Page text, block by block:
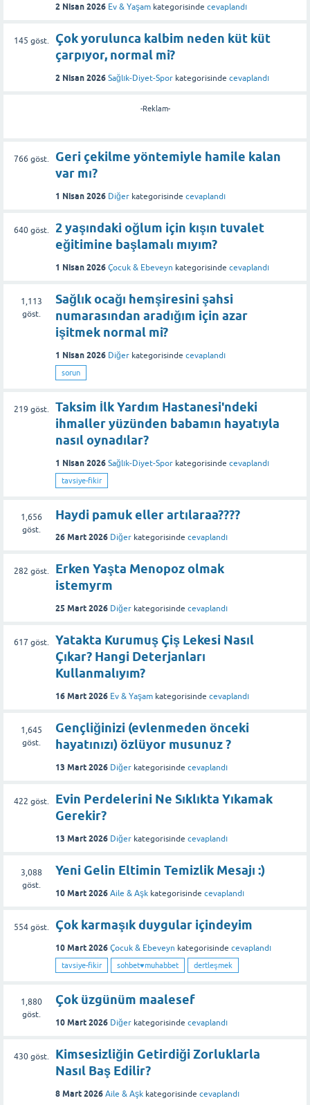
2 Nisan 2026 Ev & Yaşam kategorisinde cevaplandı
145 göst.
Çok yorulunca kalbim neden küt küt
çarpıyor, normal mi?
2 Nisan 2026 Sağlık-Diyet-Spor kategorisinde cevaplandı
-Reklam-
766 göst.
Geri çekilme yöntemiyle hamile kalan
var mı?
1 Nisan 2026 Diğer kategorisinde cevaplandı
640göst.
2 yaşındaki oğlum için kışın tuvalet
eğitimine başlamalı mıyım?
1 Nisan 2026 Çocuk & Ebeveyn kategorisinde cevaplandı
1,113
göst.
Sağlık ocağı hemşiresini şahsi
numarasından aradığım için azar
işitmek normal mi?
1 Nisan 2026 Diğer kategorisinde cevaplandı
sorun
219 göst.
Taksim İlk Yardım Hastanesi'ndeki
ihmaller yüzünden babamın hayatıyla
nasıl oynadılar?
1 Nisan 2026 Sağlık-Diyet-Spor kategorisinde cevaplandı
tavsiye-fikir
1,656
göst.
Haydi pamuk eller artılaraa????
26 Mart 2026 Diğer kategorisinde cevaplandı
282 göst.
Erken Yaşta Menopoz olmak
istemyrm
25 Mart 2026 Diğer kategorisinde cevaplandı
617 göst.
Yatakta Kurumuş Çiş Lekesi Nasıl
Çıkar? Hangi Deterjanları
Kullanmalıyım?
16 Mart 2026 Ev & Yaşam kategorisinde cevaplandı
1,645
göst.
Gençliğinizi (evlenmeden önceki
hayatınızı) özlüyor musunuz ?
13 Mart 2026 Diğer kategorisinde cevaplandı
422 göst.
Evin Perdelerini Ne Sıklıkta Yıkamak
Gerekir?
13 Mart 2026 Diğer kategorisinde cevaplandı
3,088
göst.
Yeni Gelin Eltimin Temizlik Mesajı :)
10 Mart 2026 Aile & Aşk kategorisinde cevaplandı
554göst. Çok karmaşık duygular içindeyim
10 Mart 2026 Çocuk & Ebeveyn kategorisinde cevaplandı
tavsiye-fikir sohbet♥️muhabbet dertleşmek
1,880
göst.
Çok üzgünüm maalesef
10 Mart 2026 Diğer kategorisinde cevaplandı
430göst.
Kimsesizliğin Getirdiği Zorluklarla
Nasıl Baş Edilir?
8 Mart 2026 Aile & Aşk kategorisinde cevaplandı